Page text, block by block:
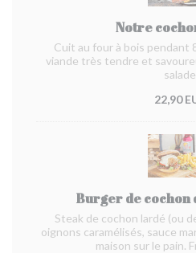
Notre
Cuit au four à bois pendant
viande très tendre et
salade
22,90
Burger de cochon
Steak de cochon lardé (ou
oignons caramélisés, sauce
maison sur le pain.